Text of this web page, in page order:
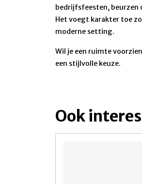
bedrijfsfeesten, beurzen
Het voegt karakter toe
moderne setting.
Wil je een ruimte
een stijlvolle keuze.
Ook